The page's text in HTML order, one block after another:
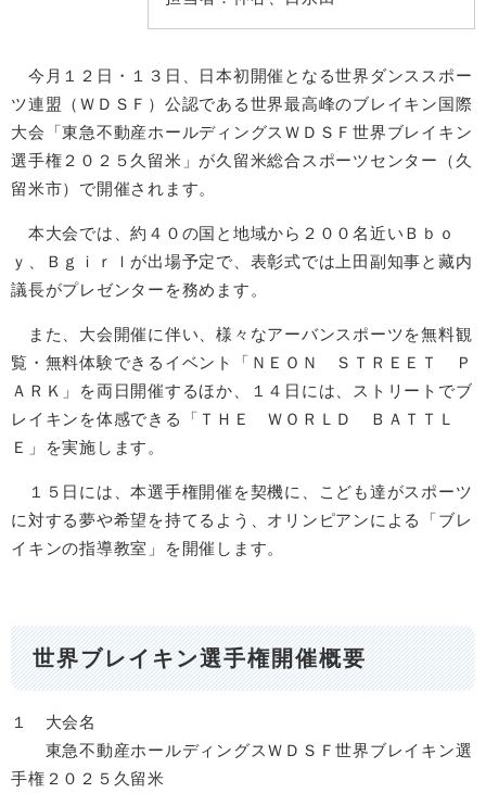
今月１２日・１３日、日本初開催となる世界ダンススポー
ツ連盟（ＷＤＳＦ）公認である世界最高峰のブレイキン国際
大会「東急不動産ホールディングスＷＤＳＦ世界ブレイキン
選手権２０２５久留米」が久留米総合スポーツセンター（久
留米市）で開催されます。
本大会では、約４０の国と地域から２００名近いＢｂｏ
ｙ、Ｂｇｉｒｌが出場予定で、表彰式では上田副知事と藏内
議長がプレゼンターを務めます。
また、大会開催に伴い、様々なアーバンスポーツを無料観
覧・無料体験できるイベント「ＮＥＯＮ ＳＴＲＥＥＴ Ｐ
ＡＲＫ」を両日開催するほか、１４日には、ストリートでブ
レイキンを体感できる「ＴＨＥ ＷＯＲＬＤ ＢＡＴＴＬ
Ｅ」を実施します。
１５日には、本選手権開催を契機に、こども達がスポーツ
に対する夢や希望を持てるよう、オリンピアンによる「ブレ
イキンの指導教室」を開催します。
世界ブレイキン選手権開催概要
１ 大会名
東急不動産ホールディングスＷＤＳＦ世界ブレイキン選
手権２０２５久留米